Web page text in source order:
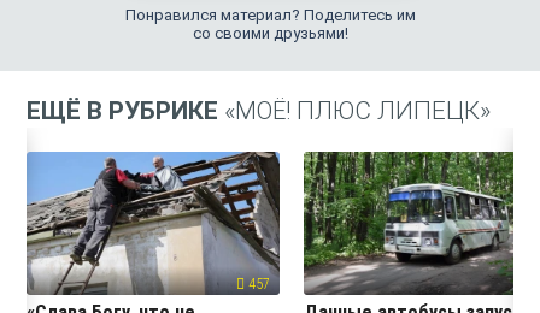
Понравился материал? Поделитесь им
со своими друзьями!
ЕЩЁ В РУБРИКЕ «МОЁ! ПЛЮС ЛИПЕЦК»
457